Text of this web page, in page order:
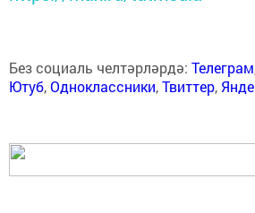
Без социаль челтәрләрдә: Телеграм
Ютуб,Одноклассники,Твиттер,